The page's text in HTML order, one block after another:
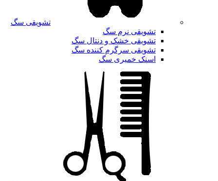
تشویقی سگ
تشویقی نرم سگ
تشویقی خشک و دنتال سگ
تشویقی سرگرم کننده سگ
اسنک خمیری سگ